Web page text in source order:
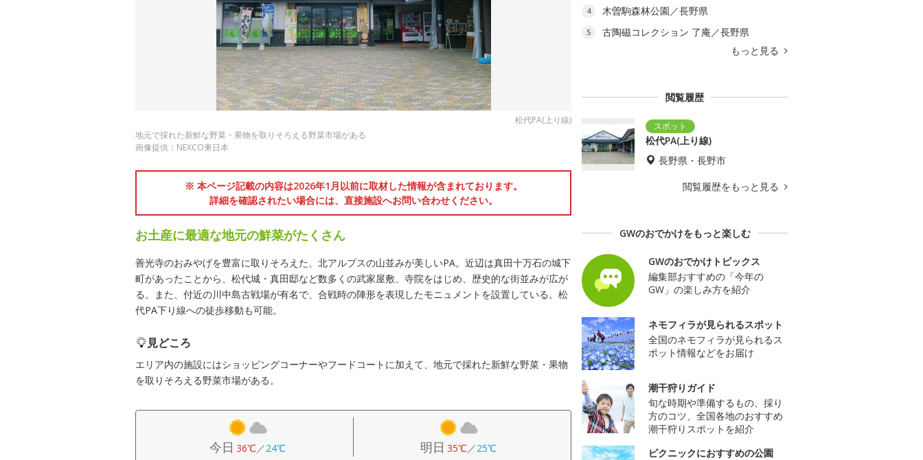
松代PA(上り線)
地元で採れた新鮮な野菜・果物を取りそろえる野菜市場がある
画像提供：NEXCO東日本
※ 本ページ記載の内容は2026年1月以前に取材した情報が含まれております。
詳細を確認されたい場合には、直接施設へお問い合わせください。
お土産に最適な地元の鮮菜がたくさん
善光寺のおみやげを豊富に取りそろえた、北アルプスの山並みが美しいPA。近辺は真田十万石の城下
町があったことから、松代城・真田邸など数多くの武家屋敷、寺院をはじめ、歴史的な街並みが広が
る。また、付近の川中島古戦場が有名で、合戦時の陣形を表現したモニュメントを設置している。松
代PA下り線への徒歩移動も可能。
見どころ
エリア内の施設にはショッピングコーナーやフードコートに加えて、地元で採れた新鮮な野菜・果物
を取りそろえる野菜市場がある。
今日 36℃／24℃ 明日 35℃／25℃
4 木曽駒森林公園／長野県
5
古陶磁コレクション 了庵／長野県
もっと見る
閲覧履歴
松代PA(上り線)
長野県・長野市
閲覧履歴をもっと見る
GWのおでかけをもっと楽しむ
GWのおでかけトピックス
編集部おすすめの「今年の
GW」の楽しみ方を紹介
ネモフィラが見られるスポット
全国のネモフィラが見られるス
ポット情報などをお届け
潮干狩りガイド
旬な時期や準備するもの、採り
方のコツ、全国各地のおすすめ
潮干狩りスポットを紹介
ピクニックにおすすめの公園